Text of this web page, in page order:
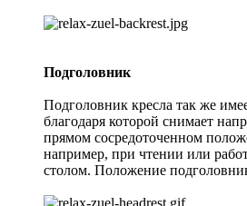
Подголовник
Подголовник кресла так же
благодаря которой снимает
прямом сосредоточенном
например, при чтении или
столом. Положение